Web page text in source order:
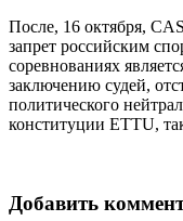
После, 16 октября,
запрет российским
соревнованиях
заключению судей,
политического
конституции ETTU,
Добавить